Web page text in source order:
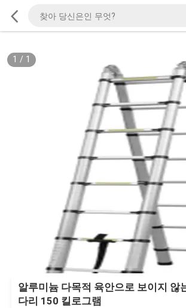
1 / 1
알루미늄 다목적 육안으로 보이지 않
다리 150 킬로그램